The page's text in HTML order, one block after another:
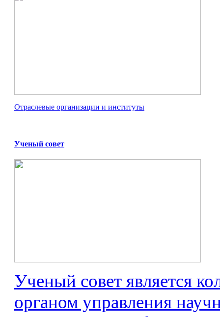
Отраслевые организации и институты
Ученый совет
Ученый совет является
органом управления